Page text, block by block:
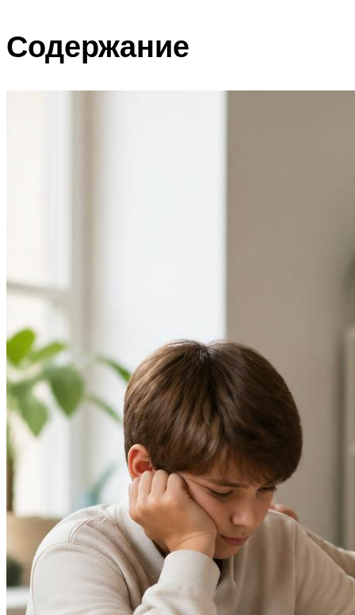
Содержание